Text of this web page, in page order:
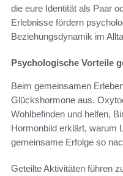
die eure Identität als Paar
Erlebnisse fördern
Beziehungsdynamik im
Psychologische Vorteile
Beim gemeinsamen
Glückshormone aus.
Wohlbefinden und helfen,
Hormonbild erklärt, warum
gemeinsame Erfolge so
Geteilte Aktivitäten führen